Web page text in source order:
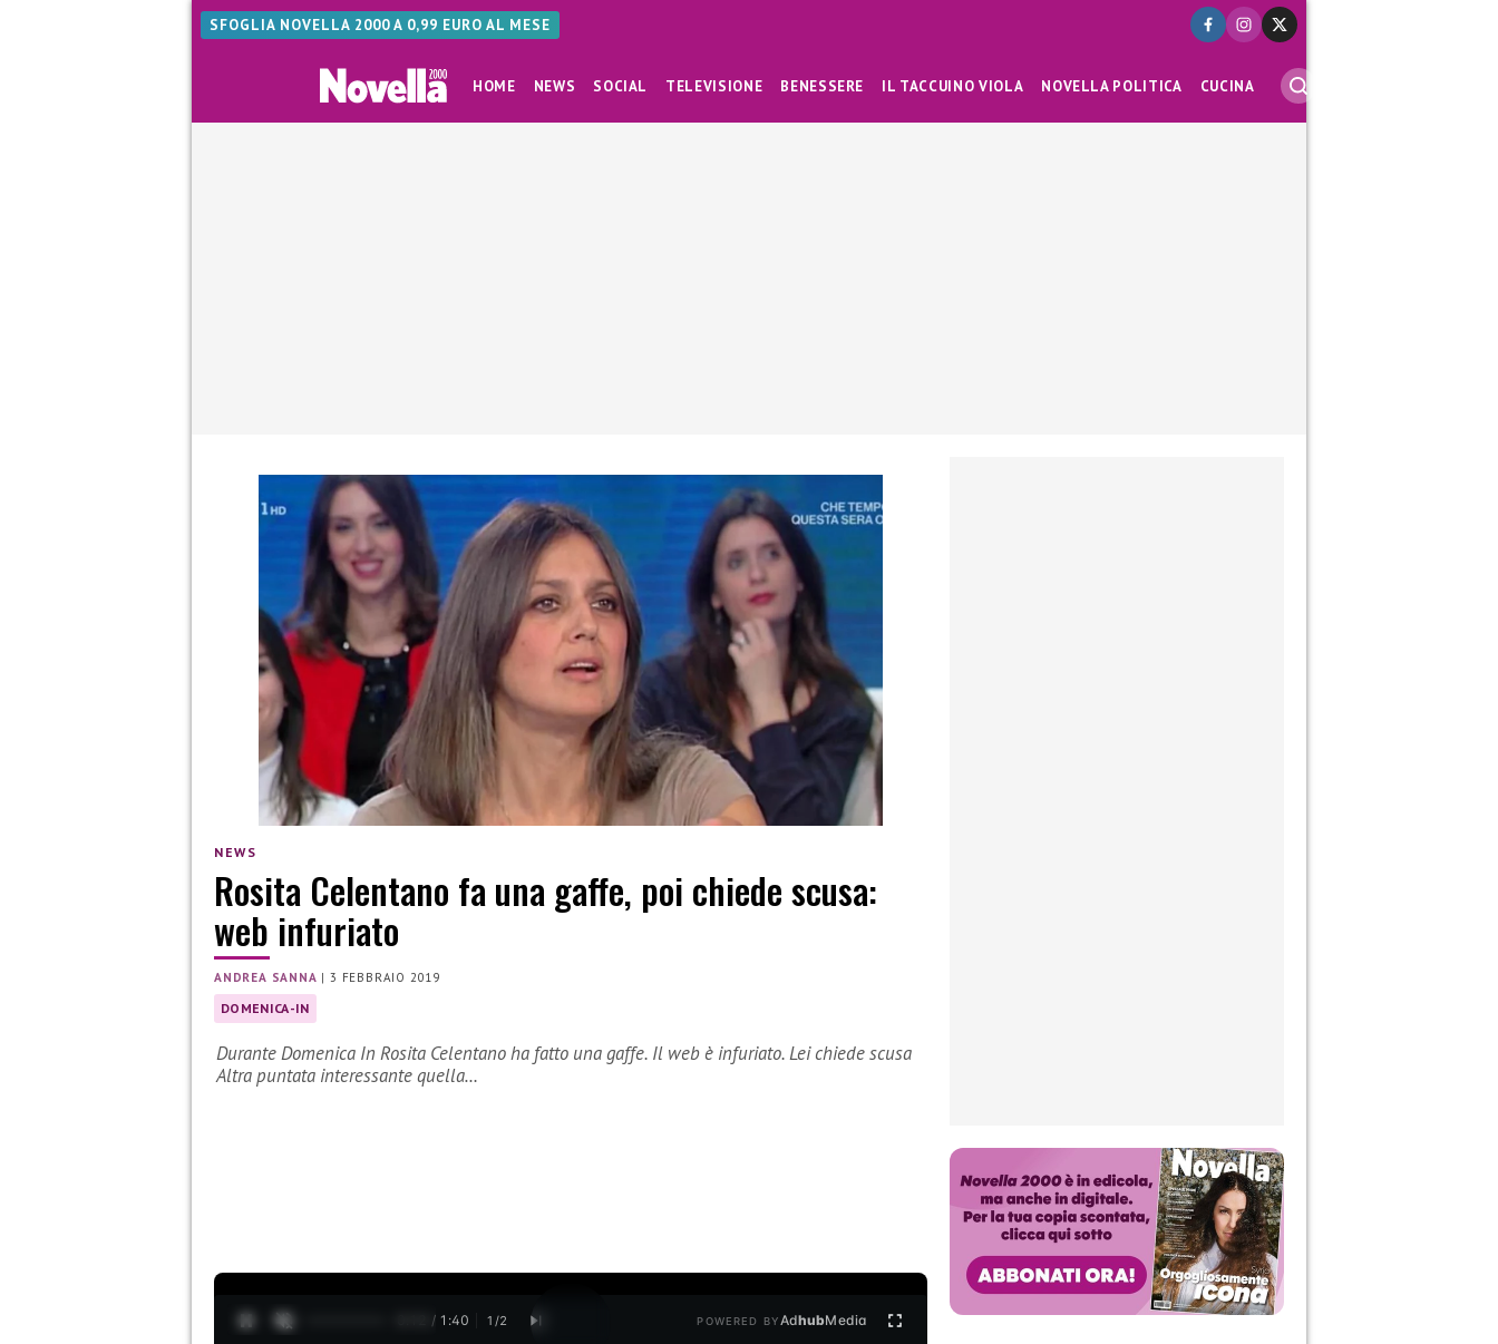
SFOGLIA NOVELLA 2000 A 0,99 EURO AL MESE
HOME NEWS SOCIAL TELEVISIONE BENESSERE IL TACCUINO VIOLA NOVELLA POLITICA CUCINA
NEWS
Rosita Celentano fa una gaffe, poi chiede scusa:
web infuriato
ANDREA SANNA |3 FEBBRAIO 2019
DOMENICA-IN
Durante Domenica In Rosita Celentano ha fatto una gaffe. Il web è infuriato. Lei chiede scusa
Altra puntata interessante quella…
0:13 / 1:40 1 /2 POWERED BYAdhubMedia